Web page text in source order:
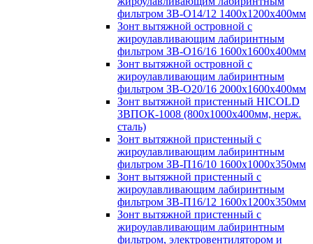
фильтром ЗВ-О14/12 1400х1200х400мм
Зонт вытяжной островной с
жироулавливающим лабиринтным
фильтром ЗВ-О16/16 1600х1600х400мм
Зонт вытяжной островной с
жироулавливающим лабиринтным
фильтром ЗВ-О20/16 2000х1600х400мм
Зонт вытяжной пристенный HICOLD
ЗВПОК-1008 (800х1000х400мм, нерж.
сталь)
Зонт вытяжной пристенный с
жироулавливающим лабиринтным
фильтром ЗВ-П16/10 1600х1000х350мм
Зонт вытяжной пристенный с
жироулавливающим лабиринтным
фильтром ЗВ-П16/12 1600х1200х350мм
Зонт вытяжной пристенный с
жироулавливающим лабиринтным
фильтром, электровентилятором и